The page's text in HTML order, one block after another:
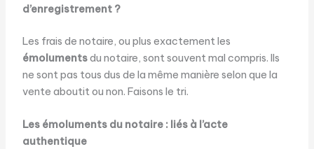
d’enregistrement ?
Les frais de notaire, ou plus exactement les
émolumentsdu notaire, sont souvent mal compris. Ils
ne sont pas tous dus de la même manière selon que la
vente aboutit ou non. Faisons le tri.
Les émoluments du notaire : liés à l’acte
authentique